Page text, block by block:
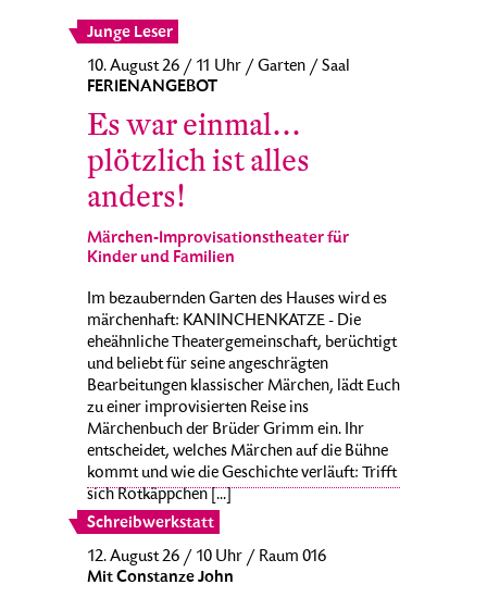
Junge Leser
10. August 26 / 11 Uhr / Garten / Saal
FERIENANGEBOT
Es war einmal…
plötzlich ist alles
anders!
Märchen-Improvisationstheater für
Kinder und Familien
Im bezaubernden Garten des Hauses wird es
märchenhaft: KANINCHENKATZE - Die
eheähnliche Theatergemeinschaft, berüchtigt
und beliebt für seine angeschrägten
Bearbeitungen klassischer Märchen, lädt Euch
zu einer improvisierten Reise ins
Märchenbuch der Brüder Grimm ein. Ihr
entscheidet, welches Märchen auf die Bühne
kommt und wie die Geschichte verläuft: Trifft
sich Rotkäppchen [...]
Schreibwerkstatt
12. August 26 / 10 Uhr / Raum 016
Mit Constanze John